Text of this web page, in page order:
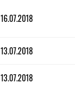
16.07.2018
13.07.2018
13.07.2018